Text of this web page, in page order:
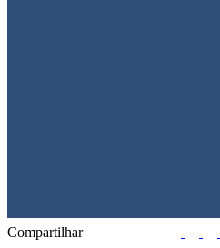
Compartilhar